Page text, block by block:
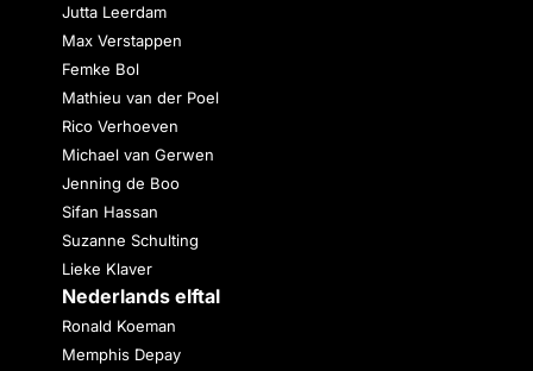
Jutta Leerdam
Max Verstappen
Femke Bol
Mathieu van der Poel
Rico Verhoeven
Michael van Gerwen
Jenning de Boo
Sifan Hassan
Suzanne Schulting
Lieke Klaver
Nederlands elftal
Ronald Koeman
Memphis Depay